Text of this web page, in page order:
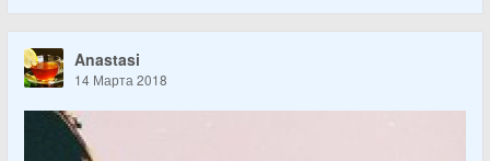
Anastasi
14 Марта 2018